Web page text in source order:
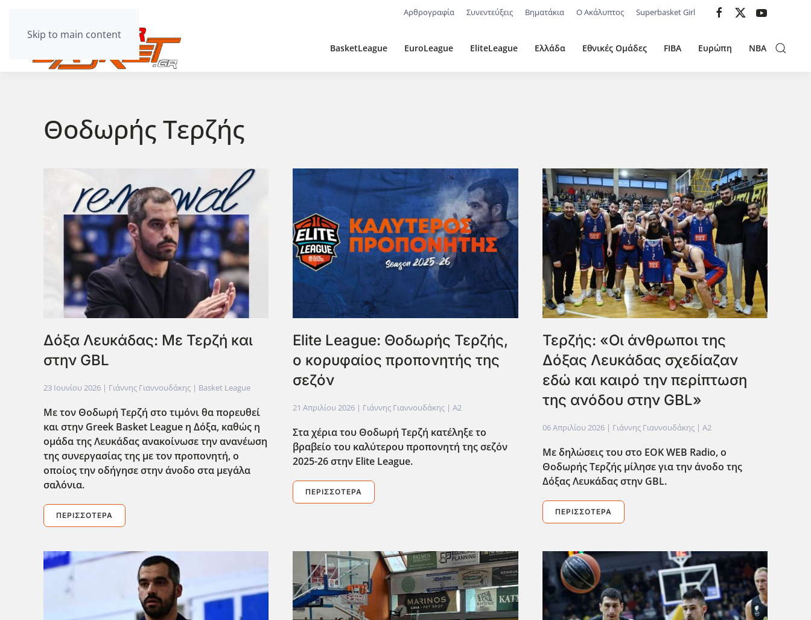
Skip to main content
Αρθρογραφία Συνεντεύξεις Βηματάκια Ο Ακάλυπτος Superbasket Girl
BasketLeague EuroLeague EliteLeague Ελλάδα Εθνικές Ομάδες FIBA Ευρώπη NBA
Θοδωρής Τερζής
Δόξα Λευκάδας: Με Τερζή και
στην GBL
23 Ιουνίου 2026 | Γιάννης Γιαννουδάκης | Basket League
Με τον Θοδωρή Τερζή στο τιμόνι θα πορευθεί
και στην Greek Basket League η Δόξα, καθώς η
ομάδα της Λευκάδας ανακοίνωσε την ανανέωση
της συνεργασίας της με τον προπονητή, ο
οποίος την οδήγησε στην άνοδο στα μεγάλα
σαλόνια.
ΠΕΡΙΣΣΌΤΕΡΑ
Elite League: Θοδωρής Τερζής,
ο κορυφαίος προπονητής της
σεζόν
21 Απριλίου 2026 | Γιάννης Γιαννουδάκης |A2
Στα χέρια του Θοδωρή Τερζή κατέληξε το
βραβείο του καλύτερου προπονητή της σεζόν
2025-26 στην Elite League.
ΠΕΡΙΣΣΌΤΕΡΑ
Τερζής: «Οι άνθρωποι της
Δόξας Λευκάδας σχεδίαζαν
εδώ και καιρό την περίπτωση
της ανόδου στην GBL»
06 Απριλίου 2026| Γιάννης Γιαννουδάκης | A2
Με δηλώσεις του στο EOKWEB Radio, ο
Θοδωρής Τερζής μίλησε για την άνοδο της
Δόξας Λευκάδας στην GBL.
ΠΕΡΙΣΣΌΤΕΡΑ